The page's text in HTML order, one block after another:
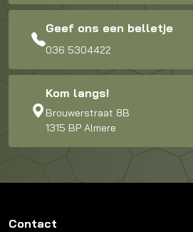
Geef ons een belletje
036 5304422
Kom langs!
Brouwerstraat 8B
1315 BP Almere
Contact